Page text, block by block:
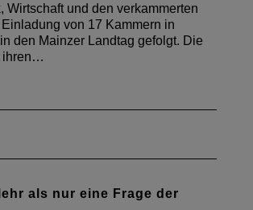
Wirtschaft und den verkammerten
von 17 Kammern in
den Mainzer Landtag gefolgt. Die
ihren…
als nur eine Frage der